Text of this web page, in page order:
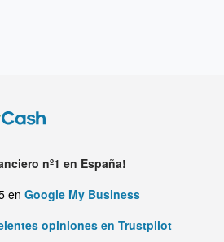
nº1 en España!
en Google My Business
opiniones en Trustpilot